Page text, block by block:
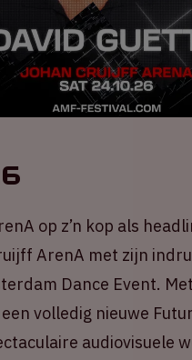
op z’n kop als
ArenA met zijn
Dance Event.
volledig nieuwe
audiovisuele